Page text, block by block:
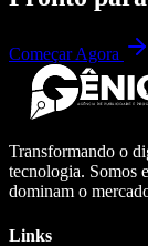
Começar Agora
Transformando o
tecnologia. Somos
dominam o
Links